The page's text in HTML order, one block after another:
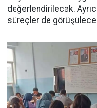
değerlendirilecek.
süreçler de